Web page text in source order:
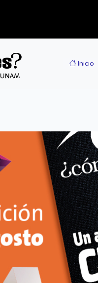
Inicio